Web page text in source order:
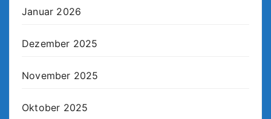
Januar 2026
Dezember 2025
November 2025
Oktober 2025